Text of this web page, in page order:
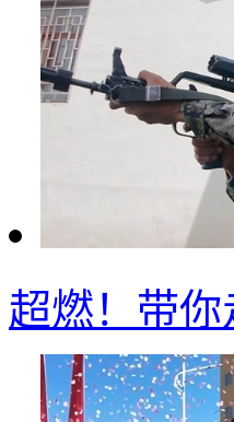
超燃！带